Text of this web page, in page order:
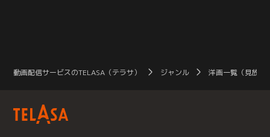
動画配信サービスのTELASA（テラサ） ジャンル 洋画一覧（見放題